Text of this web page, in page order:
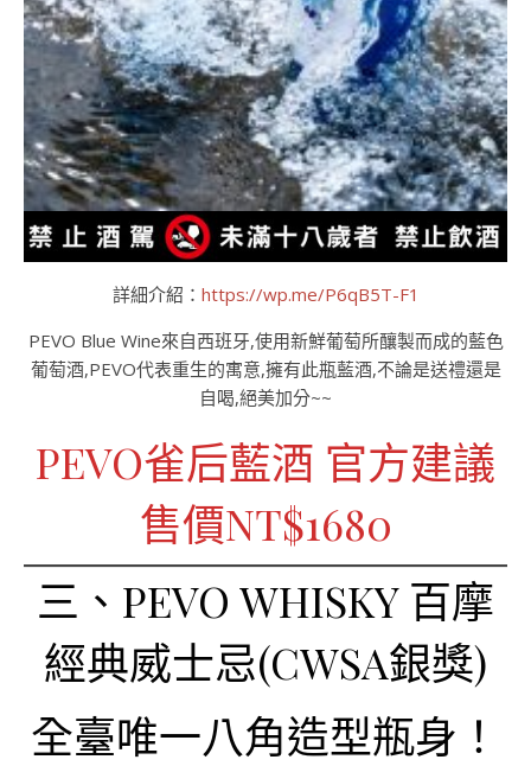
詳細介紹： https://wp.me/P6qB5T-F1
PEVO Blue Wine來自西班牙,使用新鮮葡萄所釀製而成的藍色
葡萄酒,PEVO代表重生的寓意,擁有此瓶藍酒,不論是送禮還是
自喝,絕美加分~~
PEVO雀后藍酒 官方建議
售價NT$1680
三、PEVO WHISKY 百摩
經典威士忌(CWSA銀獎)
全臺唯一八角造型瓶身！